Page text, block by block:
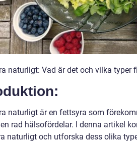
naturligt: Vad är det och vilka typer
naturligt är en fettsyra som
rad hälsofördelar. I denna artikel
naturligt och utforska dess olika